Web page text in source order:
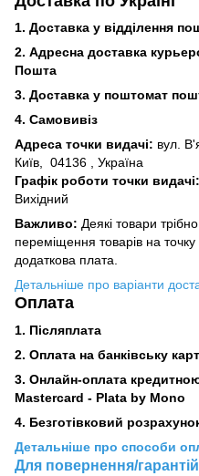
1. Доставка у відділення
2. Адресна доставка
Пошта
3. Доставка у поштомат
4. Самовивіз
Адреса точки видачі: вул.
Київ, 04136 , Україна
Графік роботи точки
Вихідний
Важливо: Деякі товари
переміщення товарів на
додаткова плата.
Детальніше про варіанти
Оплата
1. Післяплата
2. Оплата на банківську
3. Онлайн-оплата
Mastercard - Plata by Mono
4. Безготівковий
Детальніше про способи
Для повернення/